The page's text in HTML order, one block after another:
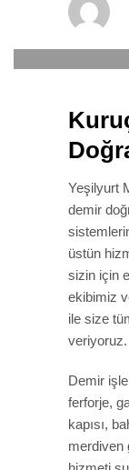
Yeşilyurt
demir
üstün
sizin için
ekibimiz
ile size
veriyoruz.
Demir
ferforje,
kapısı,
merdiven